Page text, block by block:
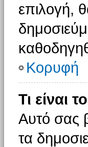
επιλογή,
Κορυφή
Τι είναι
Αυτό σας
τα